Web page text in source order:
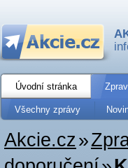
Úvodní stránka
Všechny zprávy
Akcie.cz»